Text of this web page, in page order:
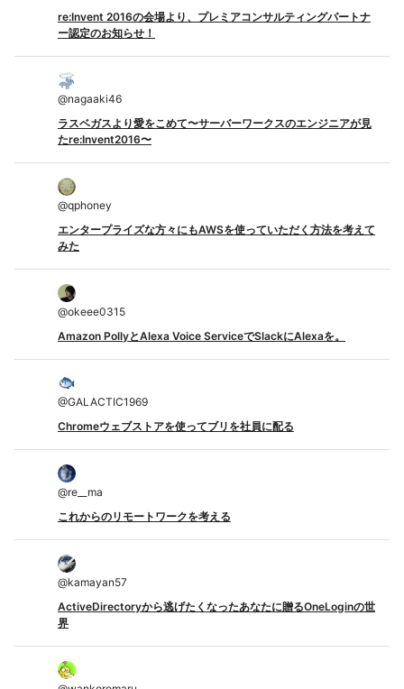
re:Invent 2016の会場より、プレミアコンサルティングパートナ
ー認定のお知らせ！
@nagaaki46
ラスベガスより愛をこめて〜サーバーワークスのエンジニアが見
たre:Invent2016〜
@qphoney
エンタープライズな方々にもAWSを使っていただく方法を考えて
みた
@okeee0315
Amazon PollyとAlexa Voice ServiceでSlackにAlexaを。
@GALACTIC1969
Chromeウェブストアを使ってブリを社員に配る
@re__ma
これからのリモートワークを考える
@kamayan57
ActiveDirectoryから逃げたくなったあなたに贈るOneLoginの世
界